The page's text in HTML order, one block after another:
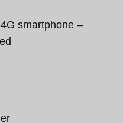
smartphone –